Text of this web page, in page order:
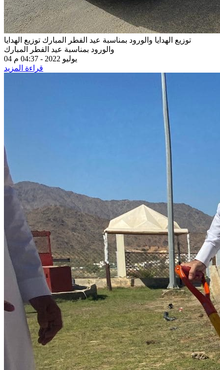
توزيع الهدايا والورود بمناسبة عيد الفطر المبارك توزيع الهدايا
والورود بمناسبة عيد الفطر المبارك
04 يوليو 2022 - 04:37 م
قراءة المزيد